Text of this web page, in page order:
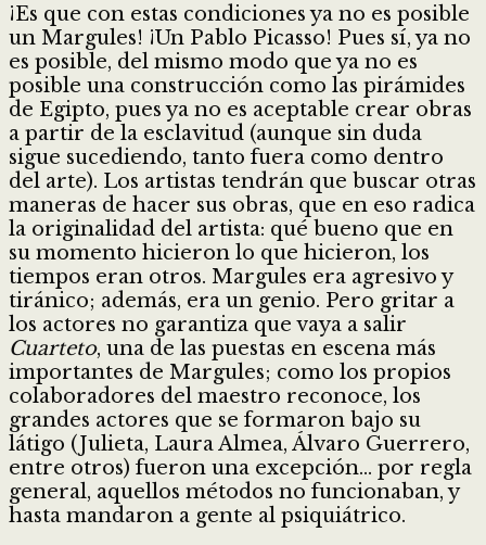
¡Es que con estas condiciones ya no es posible
un Margules! ¡Un Pablo Picasso! Pues sí, ya no
es posible, del mismo modo que ya no es
posible una construcción como las pirámides
de Egipto, pues ya no es aceptable crear obras
a partir de la esclavitud (aunque sin duda
sigue sucediendo, tanto fuera como dentro
del arte). Los artistas tendrán que buscar otras
maneras de hacer sus obras, que en eso radica
la originalidad del artista: qué bueno que en
su momento hicieron lo que hicieron, los
tiempos eran otros. Margules era agresivo y
tiránico; además, era un genio. Pero gritar a
los actores no garantiza que vaya a salir
Cuarteto, una de las puestas en escena más
importantes de Margules; como los propios
colaboradores del maestro reconoce, los
grandes actores que se formaron bajo su
látigo (Julieta, Laura Almea, Álvaro Guerrero,
entre otros) fueron una excepción… por regla
general, aquellos métodos no funcionaban, y
hasta mandaron a gente al psiquiátrico.